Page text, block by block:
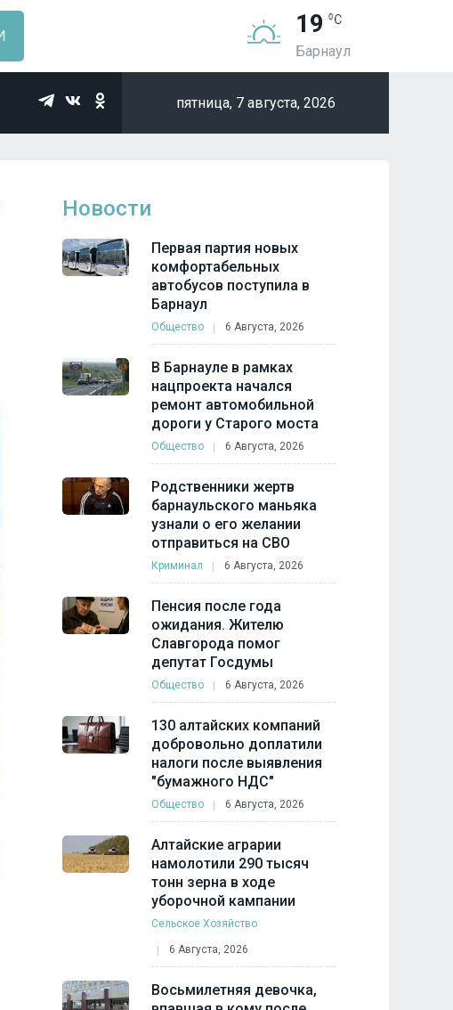
19
Барнаул
пятница, 7 августа, 2026
Новости
Первая партия новых
комфортабельных
автобусов поступила в
Барнаул
Общество 6 Августа, 2026
В Барнауле в рамках
нацпроекта начался
ремонт автомобильной
дороги у Старого моста
Общество 6 Августа, 2026
Родственники жертв
барнаульского маньяка
узнали о его желании
отправиться на СВО
Криминал 6 Августа, 2026
Пенсия после года
ожидания. Жителю
Славгорода помог
депутат Госдумы
Общество 6 Августа, 2026
130 алтайских компаний
добровольно доплатили
налоги после выявления
"бумажного НДС"
Общество 6 Августа, 2026
Алтайские аграрии
намолотили 290 тысяч
тонн зерна в ходе
уборочной кампании
Сельское Хозяйство
6 Августа, 2026
Восьмилетняя девочка,